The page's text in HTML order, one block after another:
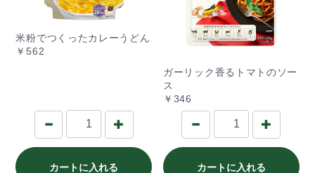
米粉でつくったカレーうどん
￥562
カートに入れる
ガーリック香るトマトのソー
ス
￥346
カートに入れる